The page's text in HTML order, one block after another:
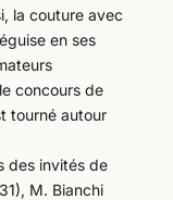
la couture avec
en ses
concours de
tourné autour
des invités de
M. Bianchi